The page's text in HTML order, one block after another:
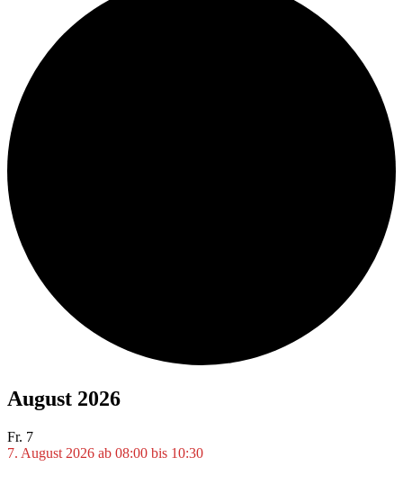
August 2026
Fr. 7
7. August 2026 ab 08:00 bis 10:30